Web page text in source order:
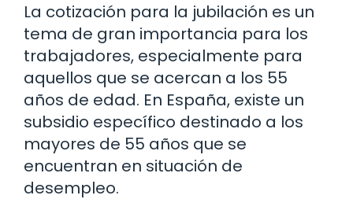
La cotización para la jubilación es un
tema de gran importancia para los
trabajadores, especialmente para
aquellos que se acercan a los 55
años de edad. En España, existe un
subsidio específico destinado a los
mayores de 55 años que se
encuentran en situación de
desempleo.